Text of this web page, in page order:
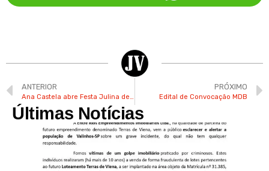
ANTERIOR PRÓXIMO
Edital de Convocação MDB
Últimas Notícias